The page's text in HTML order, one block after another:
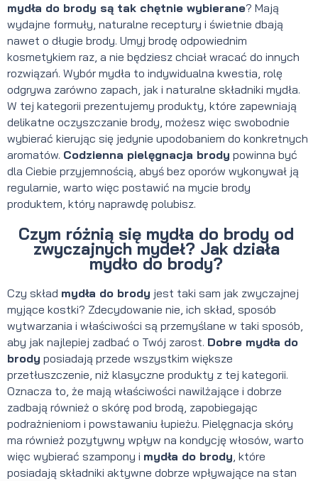
mydła do brody są tak chętnie wybierane? Mają
wydajne formuły, naturalne receptury i świetnie dbają
nawet o długie brody. Umyj brodę odpowiednim
kosmetykiem raz, a nie będziesz chciał wracać do innych
rozwiązań. Wybór mydła to indywidualna kwestia, rolę
odgrywa zarówno zapach, jak i naturalne składniki mydła.
W tej kategorii prezentujemy produkty, które zapewniają
delikatne oczyszczanie brody, możesz więc swobodnie
wybierać kierując się jedynie upodobaniem do konkretnych
aromatów. Codzienna pielęgnacja brody powinna być
dla Ciebie przyjemnością, abyś bez oporów wykonywał ją
regularnie, warto więc postawić na mycie brody
produktem, który naprawdę polubisz.
Czym różnią się mydła do brody od
zwyczajnych mydeł? Jak działa
mydło do brody?
Czy skład mydła do brody jest taki sam jak zwyczajnej
myjące kostki? Zdecydowanie nie, ich skład, sposób
wytwarzania i właściwości są przemyślane w taki sposób,
aby jak najlepiej zadbać o Twój zarost. Dobre mydła do
brody posiadają przede wszystkim większe
przetłuszczenie, niż klasyczne produkty z tej kategorii.
Oznacza to, że mają właściwości nawilżające i dobrze
zadbają również o skórę pod brodą, zapobiegając
podrażnieniom i powstawaniu łupieżu. Pielęgnacja skóry
ma również pozytywny wpływ na kondycję włosów, warto
więc wybierać szampony i mydła do brody, które
posiadają składniki aktywne dobrze wpływające na stan